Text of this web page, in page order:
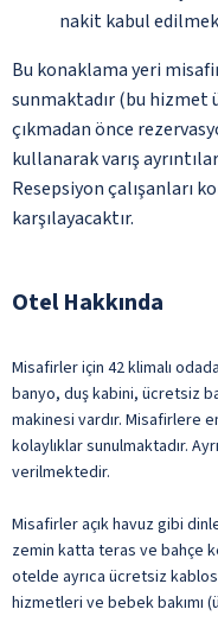
nakit kabul
Bu konaklama yeri
sunmaktadır (bu
çıkmadan önce
kullanarak varış
Resepsiyon çalışanları
karşılayacaktır.
Otel Hakkında
Misafirler için 42 klimalı
banyo, duş kabini, ücretsiz
makinesi vardır. Misafirlere
kolaylıklar sunulmaktadır.
verilmektedir.
Misafirler açık havuz gibi
zemin katta teras ve bahçe
otelde ayrıca ücretsiz
hizmetleri ve bebek bakımı